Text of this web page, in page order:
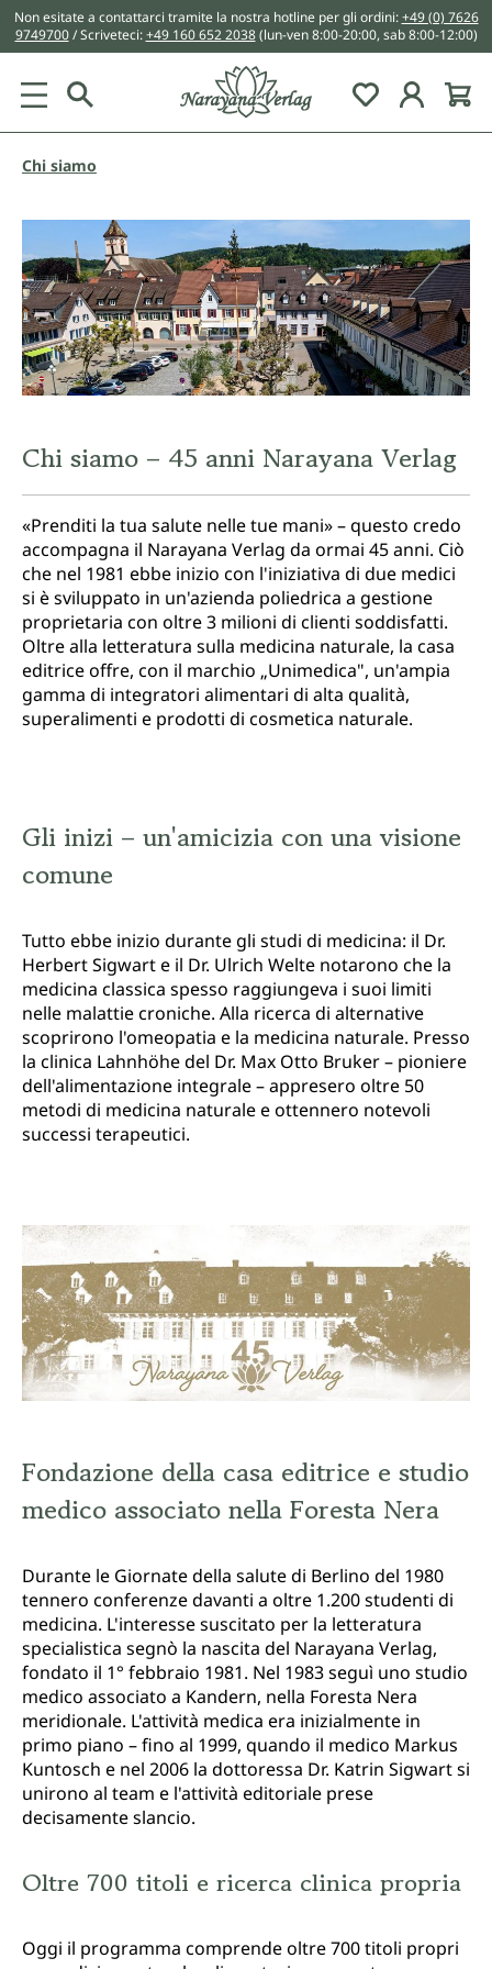
principale
Non esitate a contattarci tramite la nostra hotline per gli ordini:+49 (0) 7626
9749700/ Scriveteci:+49 160 652 2038 (lun-ven 8:00-20:00, sab 8:00-12:00)
You have 0
Chi siamo
Chi siamo – 45 anni Narayana Verlag
«Prenditi la tua salute nelle tue mani» – questo credo
accompagna il Narayana Verlag da ormai 45 anni. Ciò
che nel 1981 ebbe inizio con l'iniziativa di due medici
si è sviluppato in un'azienda poliedrica a gestione
proprietaria con oltre 3 milioni di clienti soddisfatti.
Oltre alla letteratura sulla medicina naturale, la casa
editrice offre, con il marchio „Unimedica", un'ampia
gamma di integratori alimentari di alta qualità,
superalimenti e prodotti di cosmetica naturale.
Gli inizi – un'amicizia con una visione
comune
Tutto ebbe inizio durante gli studi di medicina: il Dr.
Herbert Sigwart e il Dr. Ulrich Welte notarono che la
medicina classica spesso raggiungeva i suoi limiti
nelle malattie croniche. Alla ricerca di alternative
scoprirono l'omeopatia e la medicina naturale. Presso
la clinica Lahnhöhe del Dr. Max Otto Bruker – pioniere
dell'alimentazione integrale – appresero oltre 50
metodi di medicina naturale e ottennero notevoli
successi terapeutici.
Fondazione della casa editrice e studio
medico associato nella Foresta Nera
Durante le Giornate della salute di Berlino del 1980
tennero conferenze davanti a oltre 1.200 studenti di
medicina. L'interesse suscitato per la letteratura
specialistica segnò la nascita del Narayana Verlag,
fondato il 1° febbraio 1981. Nel 1983 seguì uno studio
medico associato a Kandern, nella Foresta Nera
meridionale. L'attività medica era inizialmente in
primo piano – fino al 1999, quando il medico Markus
Kuntosch e nel 2006 la dottoressa Dr. Katrin Sigwart si
unirono al team e l'attività editoriale prese
decisamente slancio.
Oltre 700 titoli e ricerca clinica propria
Oggi il programma comprende oltre 700 titoli propri